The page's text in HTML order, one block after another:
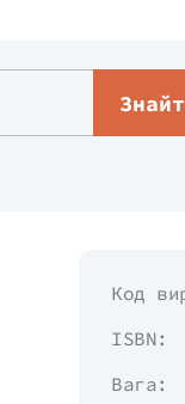
Код
ISBN:
Вага: